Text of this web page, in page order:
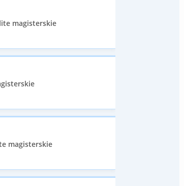
magisterskie
magisterskie